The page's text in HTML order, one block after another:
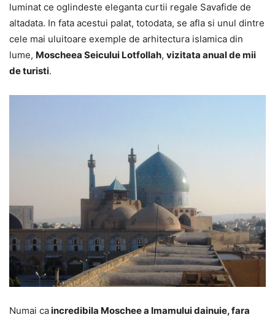
luminat ce oglindeste eleganta curtii regale Savafide de
altadata. In fata acestui palat, totodata, se afla si unul dintre
cele mai uluitoare exemple de arhitectura islamica din
lume, Moscheea Seicului Lotfollah, vizitata anual de mii
de turisti.
Numai caincredibila Moschee a Imamului dainuie, fara